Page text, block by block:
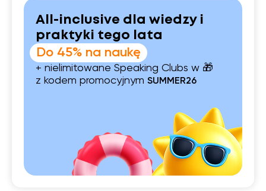
All-inclusive dla wiedzy i
praktyki tego lata
Do 45% na naukę
+ nielimitowane Speaking Clubs w 🎁
z kodem promocyjnym SUMMER26